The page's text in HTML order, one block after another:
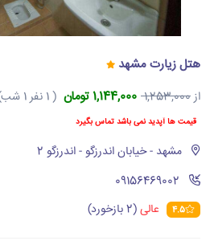
هتل زیارت مشهد
از1,253,000 1,144,000 تومان ( 1 نفر 1 شب)
قیمت ها آپدید نمی باشد تماس بگیرد
مشهد - خیابان اندرزگو - اندرزگو 2
‪09156469002‬
4.5 عالی(2 بازخورد)